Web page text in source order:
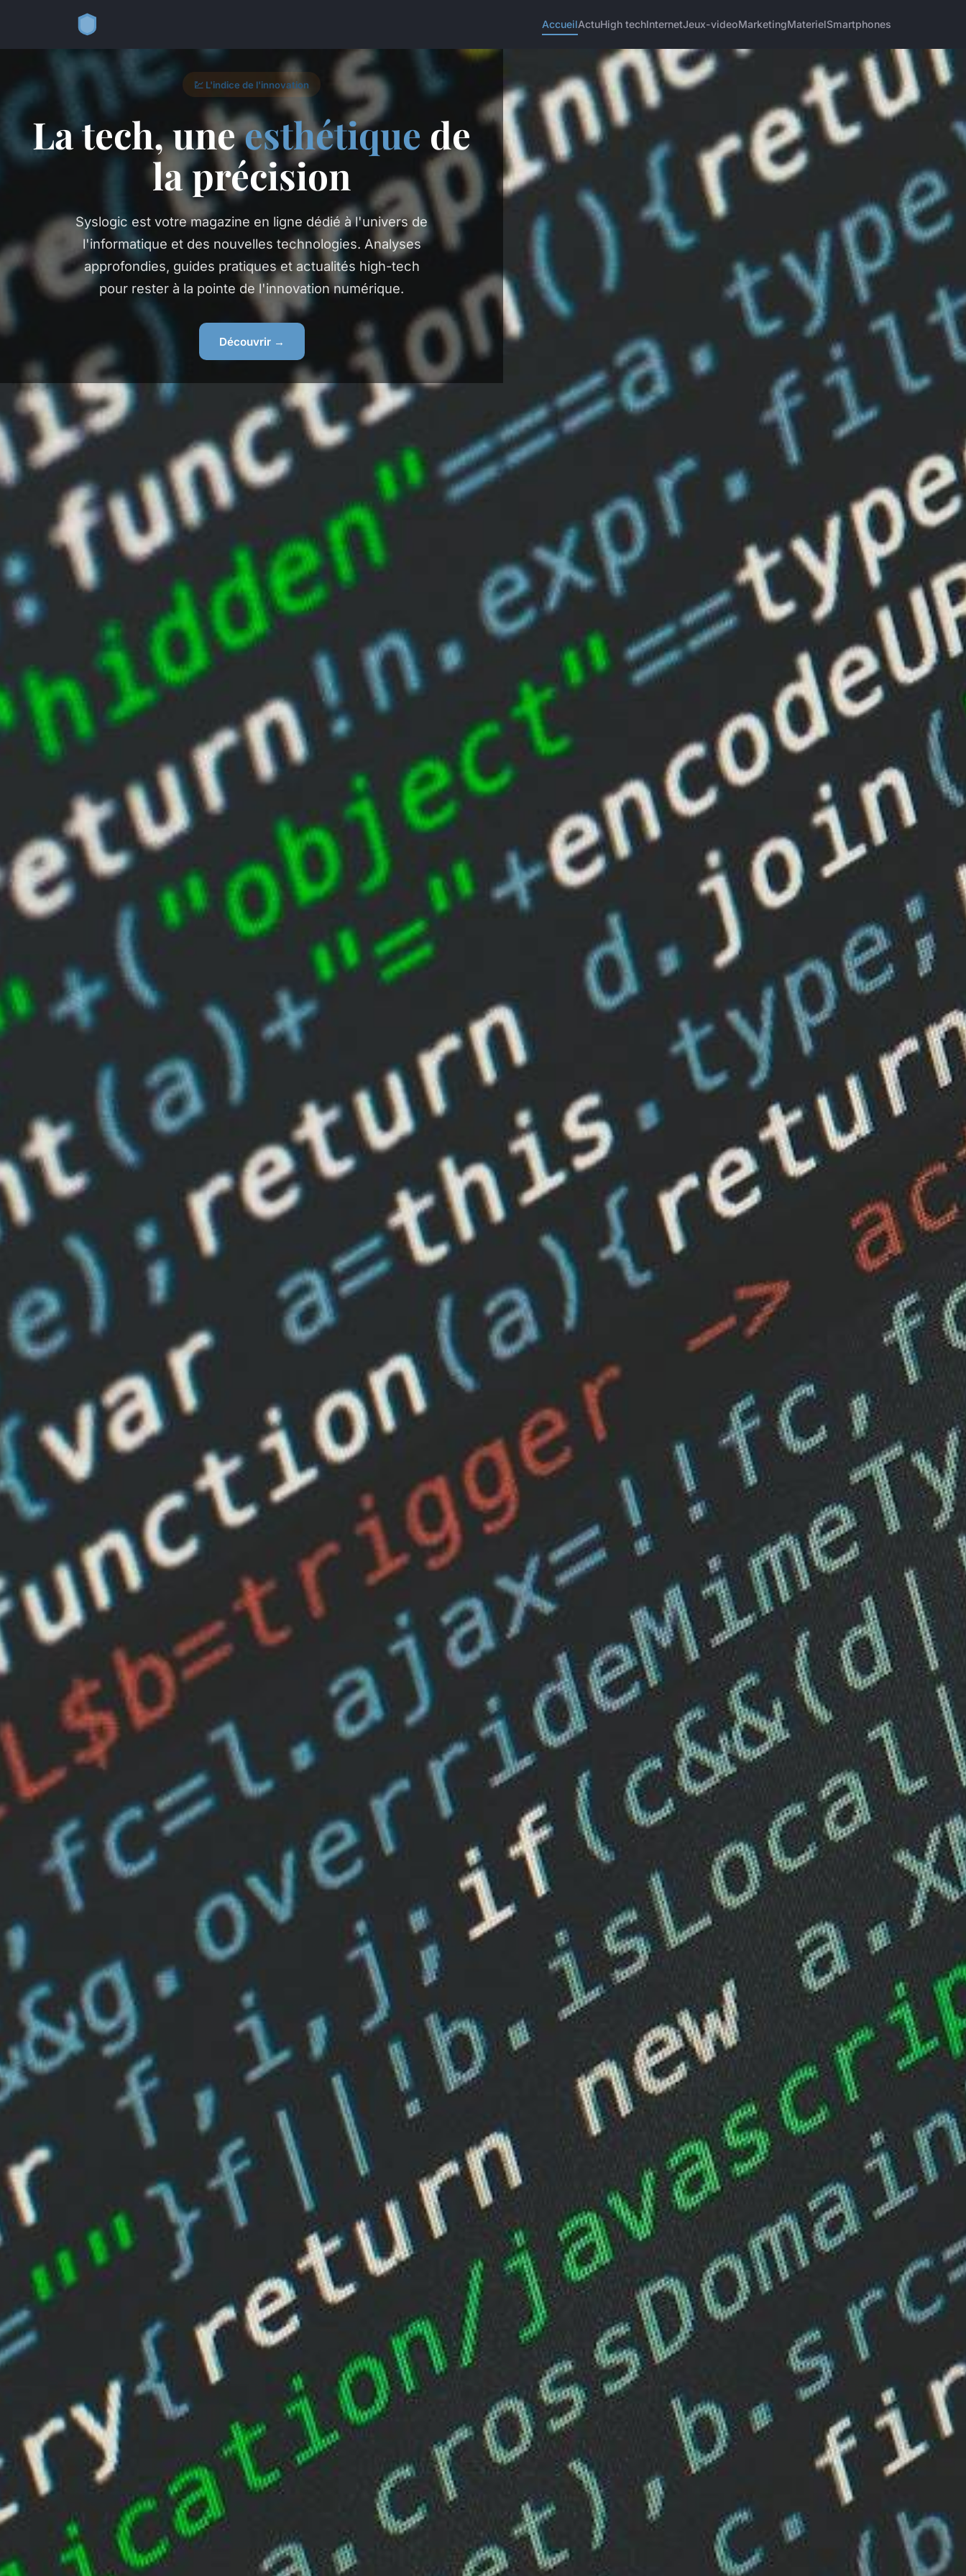
AccueilActuHigh techInternetJeux-videoMarketingMaterielSmartphones
💹 L'indice de l'innovation
La tech, uneesthétique de
la précision
Syslogic est votre magazine en ligne dédié à l'univers de
l'informatique et des nouvelles technologies. Analyses
approfondies, guides pratiques et actualités high-tech
pour rester à la pointe de l'innovation numérique.
Découvrir →